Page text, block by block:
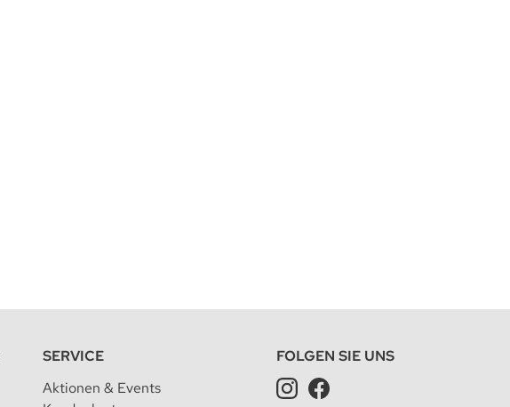
SERVICE
Aktionen & Events
FOLGEN SIE UNS